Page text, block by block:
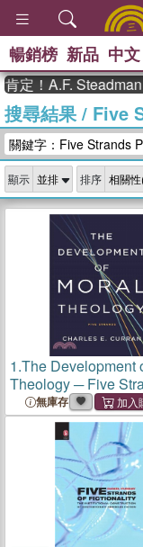
暢銷榜 新品 中文
Steadman 獲年
搜尋結果/ Five
關鍵字：Five Strands
顯示 排序
1.The Development
Theology ─ Five
無庫存